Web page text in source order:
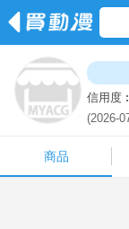
信用度
(2026-
商品
商品